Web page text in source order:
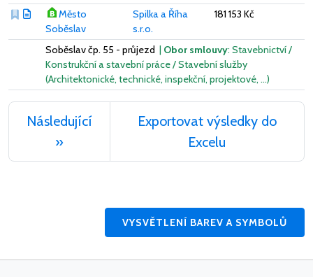
Město
Soběslav
Spilka a Říha
s.r.o.
181 153 Kč
Soběslav čp. 55 - průjezd | Obor smlouvy: Stavebnictví /
Konstrukční a stavební práce / Stavební služby
(Architektonické, technické, inspekční, projektové, …)
Následující
»
Exportovat výsledky do
Excelu
VYSVĚTLENÍ BAREV A SYMBOLŮ